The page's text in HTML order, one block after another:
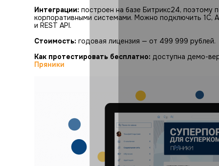
Интеграции: построен на базе Битрикс24, поэтому
корпоративными системами. Можно подключить 1С,
и REST API.
Стоимость: годовая лицензия — от 499 999 рублей.
Как протестировать бесплатно: доступна демо-
Пряники